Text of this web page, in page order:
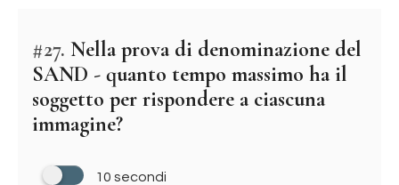
#27. Nella prova di denominazione del
SAND - quanto tempo massimo ha il
soggetto per rispondere a ciascuna
immagine?
10 secondi